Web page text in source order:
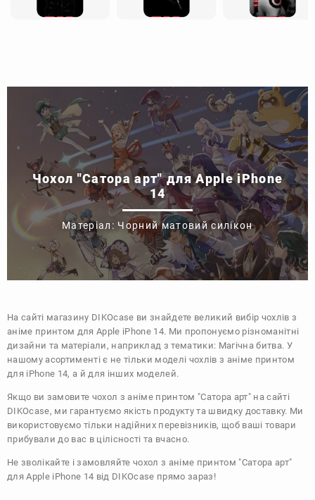
Чохол "Сатора арт" для Apple iPhone
14
Матеріал: Чорний матовий силікон
На сайті магазину DIKOcase ви знайдете великий вибір чохлів з
аніме принтом для Apple iPhone 14. Ми пропонуємо різноманітні
дизайни та матеріали, наприклад з тематики: Магічна битва. У
нашому асортименті є не тільки моделі чохлів з аніме принтом
для iPhone 14, а й для інших моделей.
Якщо ви замовите чохол з аніме принтом "Сатора арт" на сайті
DIKOcase, ми гарантуємо якість продукту та швидку доставку. Ми
використовуємо тільки надійних перевізників, щоб ваші товари
прибували до вас в цілісності та вчасно.
Не зволікайте і замовляйте чохол з аніме принтом "Сатора арт"
для Apple iPhone 14 від DIKOcase прямо зараз!